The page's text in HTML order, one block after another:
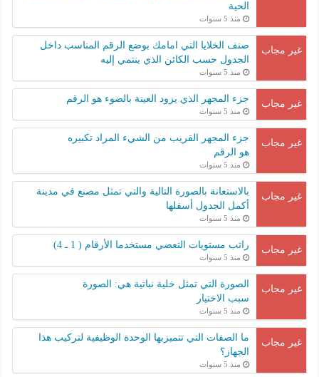
الحية
منذ 5 سنوات
غير مجاب
صنف الخلايا التي امامك بوضع الرقم المناسب داخل
الجدول حسب الكائن الذي ينتمي إليه
منذ 5 سنوات
غير مجاب جزء المجهر الذي يزود العينة بالضوء هو الرقم
منذ 5 سنوات
غير مجاب
جزء المجهر القريب من الشيء المراد تكبيره
هو الرقم
منذ 5 سنوات
غير مجاب
بالاستعانة بالصورة التالية والتي تمثل مصنع في مدينة
أكمل الجدول أسفلها
منذ 5 سنوات
غير مجاب راتب مستويات التعضي مستخدما الأرقام ( 1 ـ 4)
منذ 5 سنوات
غير مجاب
الصورة التي تمثل خلية نباتية هي: الصورة
سبب الاختيار
منذ 5 سنوات
غير مجاب
ما الصفات التي تتميزبها الوحدة الوظيفية لتركيب هذا
الجهاز؟
منذ 5 سنوات